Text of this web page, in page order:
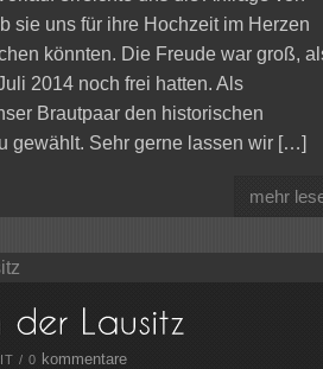
sie uns für ihre Hochzeit im Herzen
könnten. Die Freude war groß,
2014 noch frei hatten. Als
Brautpaar den historischen
gewählt. Sehr gerne lassen wir […]
mehr
/ 0 kommentare